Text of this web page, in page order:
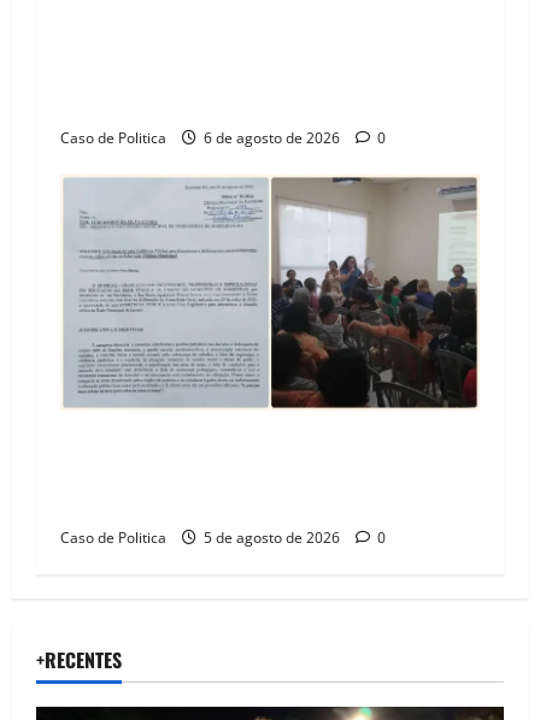
Caso de Politica 6 de agosto de 2026 0
Caso de Politica 5 de agosto de 2026 0
+RECENTES